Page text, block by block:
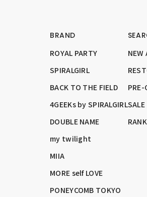
BRAND
ROYAL PARTY
SPIRALGIRL
BACK TO THE FIELD
4GEEKs by SPIRALGIRL
DOUBLE NAME
my twilight
MIIA
MORE self LOVE
PONEYCOMB TOKYO
NEW
PRE-
SALE